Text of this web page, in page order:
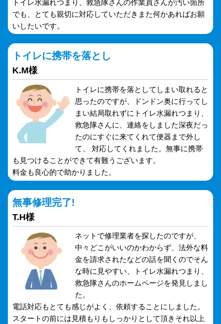
トイレ水漏れつまり、救急隊さんの作業員さんが汚い箇所
でも、とても親切に対応していただきまた何かあればお願
いしたいです。
トイレに携帯を落とし
K.M様
トイレに携帯を落としてしまい取れると
思ったのですが、ドンドン奥に行ってし
まい結局取れずにトイレ水漏れつまり、
救急隊さんに、連絡をしました深夜だっ
たのにすぐに来てくれて便器まで外し
て、 対応してくれました。無事に携帯
も見つけることができて有難うございます。
料金も良心的で助かりました。
無事修理完了!
T.H様
ネットで修理業者を探したのですが、
中々どこがいいのかわからず、法外な料
金を請求されたなどの話を聞くのでそん
な時に見やすい、トイレ水漏れつまり、
救急隊さんのホームページを発見しまし
た。
電話対応もとても感じがよく、依頼することにしました。
スタートの前には見積もりもしっかりとして頂きそれ以上